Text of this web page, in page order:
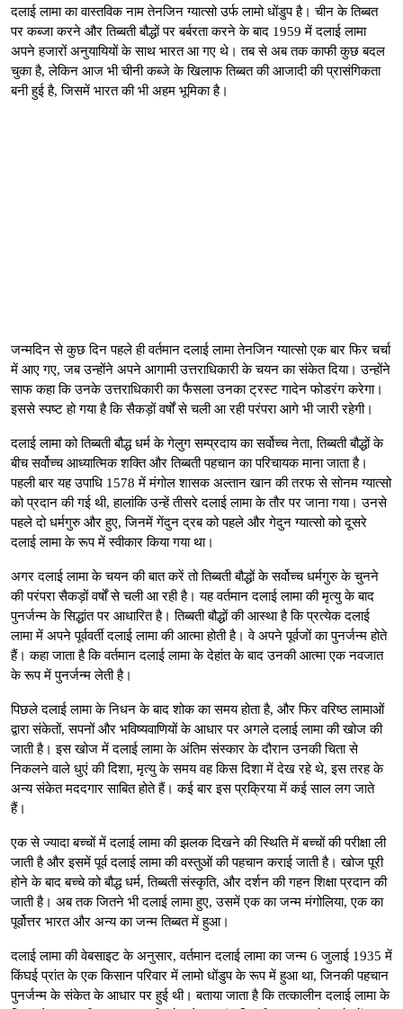
दलाई लामा का वास्तविक नाम तेनजिन ग्यात्सो उर्फ लामो धोंडुप है। चीन के तिब्बत
पर कब्जा करने और तिब्बती बौद्धों पर बर्बरता करने के बाद 1959 में दलाई लामा
अपने हजारों अनुयायियों के साथ भारत आ गए थे। तब से अब तक काफी कुछ बदल
चुका है, लेकिन आज भी चीनी कब्जे के खिलाफ तिब्बत की आजादी की प्रासंगिकता
बनी हुई है, जिसमें भारत की भी अहम भूमिका है।
जन्मदिन से कुछ दिन पहले ही वर्तमान दलाई लामा तेनजिन ग्यात्सो एक बार फिर चर्चा
में आए गए, जब उन्होंने अपने आगामी उत्तराधिकारी के चयन का संकेत दिया। उन्होंने
साफ कहा कि उनके उत्तराधिकारी का फैसला उनका ट्रस्ट गादेन फोडरंग करेगा।
इससे स्पष्ट हो गया है कि सैकड़ों वर्षों से चली आ रही परंपरा आगे भी जारी रहेगी।
दलाई लामा को तिब्बती बौद्ध धर्म के गेलुग सम्प्रदाय का सर्वोच्च नेता, तिब्बती बौद्धों के
बीच सर्वोच्च आध्यात्मिक शक्ति और तिब्बती पहचान का परिचायक माना जाता है।
पहली बार यह उपाधि 1578 में मंगोल शासक अल्तान खान की तरफ से सोनम ग्यात्सो
को प्रदान की गई थी, हालांकि उन्हें तीसरे दलाई लामा के तौर पर जाना गया। उनसे
पहले दो धर्मगुरु और हुए, जिनमें गेंदुन द्रब को पहले और गेदुन ग्यात्सो को दूसरे
दलाई लामा के रूप में स्वीकार किया गया था।
अगर दलाई लामा के चयन की बात करें तो तिब्बती बौद्धों के सर्वोच्च धर्मगुरु के चुनने
की परंपरा सैकड़ों वर्षों से चली आ रही है। यह वर्तमान दलाई लामा की मृत्यु के बाद
पुनर्जन्म के सिद्धांत पर आधारित है। तिब्बती बौद्धों की आस्था है कि प्रत्येक दलाई
लामा में अपने पूर्ववर्ती दलाई लामा की आत्मा होती है। वे अपने पूर्वजों का पुनर्जन्म होते
हैं। कहा जाता है कि वर्तमान दलाई लामा के देहांत के बाद उनकी आत्मा एक नवजात
के रूप में पुनर्जन्म लेती है।
पिछले दलाई लामा के निधन के बाद शोक का समय होता है, और फिर वरिष्ठ लामाओं
द्वारा संकेतों, सपनों और भविष्यवाणियों के आधार पर अगले दलाई लामा की खोज की
जाती है। इस खोज में दलाई लामा के अंतिम संस्कार के दौरान उनकी चिता से
निकलने वाले धुएं की दिशा, मृत्यु के समय वह किस दिशा में देख रहे थे, इस तरह के
अन्य संकेत मददगार साबित होते हैं। कई बार इस प्रक्रिया में कई साल लग जाते
हैं।
एक से ज्यादा बच्चों में दलाई लामा की झलक दिखने की स्थिति में बच्चों की परीक्षा ली
जाती है और इसमें पूर्व दलाई लामा की वस्तुओं की पहचान कराई जाती है। खोज पूरी
होने के बाद बच्चे को बौद्ध धर्म, तिब्बती संस्कृति, और दर्शन की गहन शिक्षा प्रदान की
जाती है। अब तक जितने भी दलाई लामा हुए, उसमें एक का जन्म मंगोलिया, एक का
पूर्वोत्तर भारत और अन्य का जन्म तिब्बत में हुआ।
दलाई लामा की वेबसाइट के अनुसार, वर्तमान दलाई लामा का जन्म 6 जुलाई 1935 में
किंघई प्रांत के एक किसान परिवार में लामो धोंडुप के रूप में हुआ था, जिनकी पहचान
पुनर्जन्म के संकेत के आधार पर हुई थी। बताया जाता है कि तत्कालीन दलाई लामा के